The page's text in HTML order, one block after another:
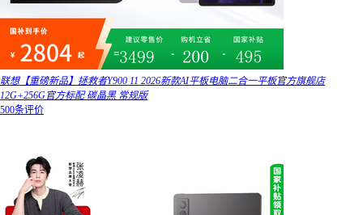
联想【重磅新品】拯救者Y900 11 2026新款AI平板电脑二合一平板官方旗舰店
12G+256G官方标配 碳晶黑 常规版
500条评价